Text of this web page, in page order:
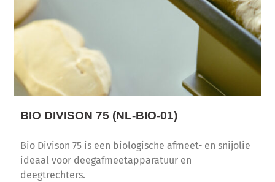
BIO DIVISON 75 (NL-BIO-01)
Bio Divison 75 is een biologische afmeet- en snijolie
ideaal voor deegafmeetapparatuur en
deegtrechters.